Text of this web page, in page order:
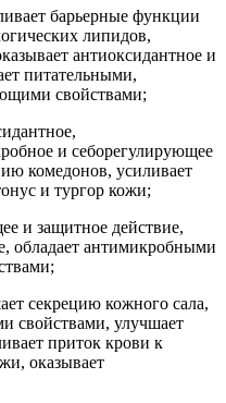
барьерные функции
липидов,
антиоксидантное и
питательными,
свойствами;
и себорегулирующее
комедонов, усиливает
и тургор кожи;
и защитное действие,
обладает антимикробными
секрецию кожного сала,
свойствами, улучшает
приток крови к
оказывает